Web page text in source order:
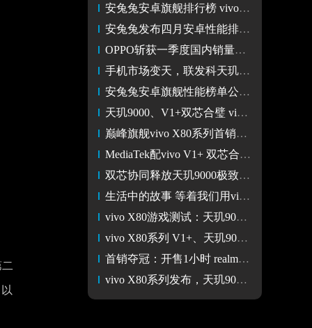
安兔兔安卓旗舰排行榜 vivo X80集齐天玑9000、V1+双“buff”
安兔兔发布四月安卓性能排行榜 天玑8100/9000实力霸榜
OPPO斩获一季度国内销量冠军，Reno7立大功，实在太能打了
手机市场变天，联发科天玑芯片勇夺安兔兔手机性能榜TOP5
安兔兔安卓旗舰性能榜单公布，天玑9000助力vivo X80高居第四
天玑9000、V1+双芯合璧 vivo X80系列游戏性能又稳又狠
巅峰旗舰vivo X80系列首销大热 第二代双芯旗舰全系升杯
MediaTek配vivo V1+ 双芯合作 释放天玑9000最强性能
双芯协同释放天玑9000极致性能，vivo X80系列不负期待
生活中的故事 等着我们用vivo X80Pro去发现
vivo X80游戏测试：天玑9000性能强 打造全方位游戏体验
vivo X80系列 V1+、天玑9000双芯协同引领旗舰市场突破
首销夺冠：开售1小时 realme真我Q5斩获京东 天猫双平台销量冠军
vivo X80系列发布，天玑9000与V1+双芯协同不负众望